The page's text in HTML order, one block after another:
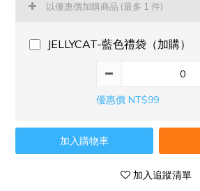
以優惠價加購商品 (最多 1 件)
JELLYCAT-藍色禮袋（加購）
優惠價 NT$99
加入購物車
加入追蹤清單